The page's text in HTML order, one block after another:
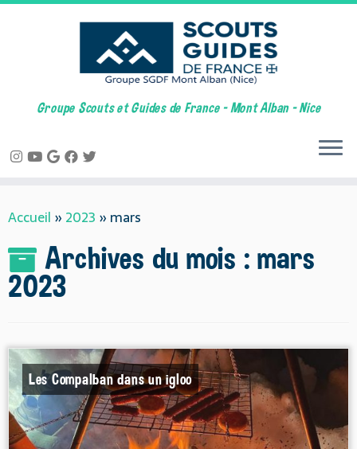
to
content
Groupe Scouts et Guides de France – Mont Alban – Nice
Accueil » 2023 » mars
Archives du mois :mars
2023
Les Compalban dans un igloo